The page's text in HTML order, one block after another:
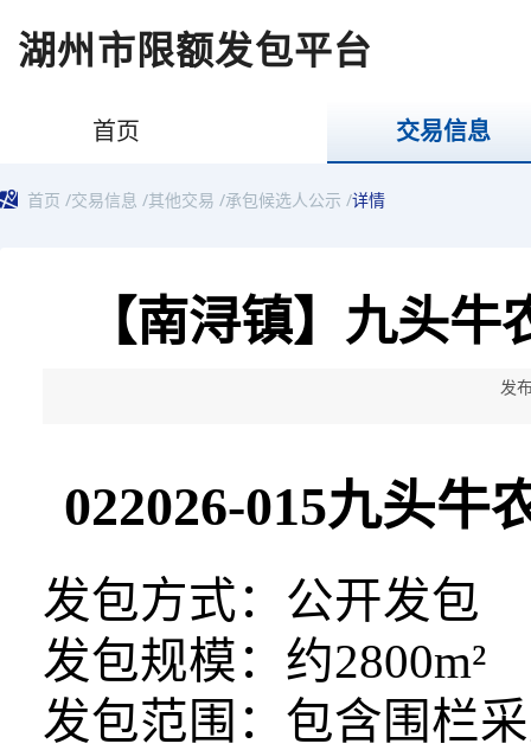
湖州市限额发包平台
首页 交易信息
首页 /交易信息 /其他交易 /承包候选人公示 /详情
【南浔镇】九头
发
022026-015九头
发包方式：公开发包
发包规模： 约2800m²
发包范围： 包含围栏